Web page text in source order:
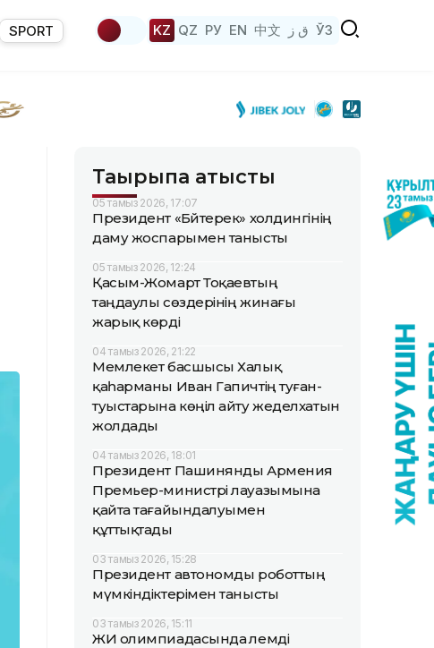
SPORT KZ QZ РУ EN 中文 ق ز ЎЗ
Тақырыпқа қатысты
05 тамыз 2026, 17:07
Президент «Бәйтерек» холдингінің
даму жоспарымен танысты
05 тамыз 2026, 12:24
Қасым-Жомарт Тоқаевтың
таңдаулы сөздерінің жинағы
жарық көрді
04 тамыз 2026, 21:22
Мемлекет басшысы Халық
қаһарманы Иван Гапичтің туған-
туыстарына көңіл айту жеделхатын
жолдады
04 тамыз 2026, 18:01
Президент Пашинянды Армения
Премьер-министрі лауазымына
қайта тағайындалуымен
құттықтады
03 тамыз 2026, 15:28
Президент автономды роботтың
мүмкіндіктерімен танысты
03 тамыз 2026, 15:11
ЖИ олимпиадасында әлемді